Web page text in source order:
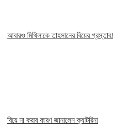
আবারও মিথিলাকে তাহসানের বিয়ের প্রস্তাব!
বিয়ে না করার কারণ জানালেন ক্যাটরিনা